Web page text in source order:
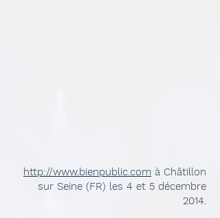
http://www.bienpublic.com à Châtillon
sur Seine (FR) les 4 et 5 décembre
2014.